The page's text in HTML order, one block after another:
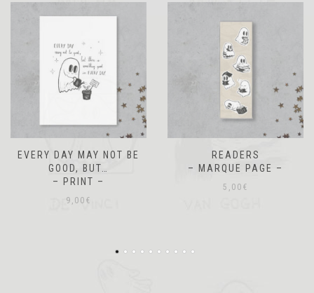
READERS
– MARQUE PAGE –
5,00 €
AUTUMN
– MARQUE PAGE –
5,00 €